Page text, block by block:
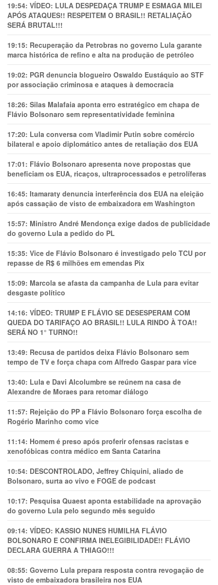
19:54: VÍDEO: LULA DESPEDAÇA TRUMP E ESMAGA MILEI
APÓS ATAQUES!! RESPEITEM O BRASIL!! RETALIAÇÃO
SERÁ BRUTAL!!!
19:15: Recuperação da Petrobras no governo Lula garante
marca histórica de refino e alta na produção de petróleo
19:02: PGR denuncia blogueiro Oswaldo Eustáquio ao STF
por associação criminosa e ataques à democracia
18:26: Silas Malafaia aponta erro estratégico em chapa de
Flávio Bolsonaro sem representatividade feminina
17:20: Lula conversa com Vladimir Putin sobre comércio
bilateral e apoio diplomático antes de retaliação dos EUA
17:01: Flávio Bolsonaro apresenta nove propostas que
beneficiam os EUA, ricaços, ultraprocessados e petrolíferas
16:45: Itamaraty denuncia interferência dos EUA na eleição
após cassação de visto de embaixadora em Washington
15:57: Ministro André Mendonça exige dados de publicidade
do governo Lula a pedido do PL
15:35: Vice de Flávio Bolsonaro é investigado pelo TCU por
repasse de R$ 6 milhões em emendas Pix
15:09: Marcola se afasta da campanha de Lula para evitar
desgaste político
14:16: VÍDEO: TRUMP E FLÁVIO SE DESESPERAM COM
QUEDA DO TARIFAÇO AO BRASIL!! LULA RINDO À TOA!!
SERÁ NO 1° TURNO!!
13:49: Recusa de partidos deixa Flávio Bolsonaro sem
tempo de TV e força chapa com Alfredo Gaspar para vice
13:40: Lula e Davi Alcolumbre se reúnem na casa de
Alexandre de Moraes para retomar diálogo
11:57: Rejeição do PP a Flávio Bolsonaro força escolha de
Rogério Marinho como vice
11:14: Homem é preso após proferir ofensas racistas e
xenofóbicas contra médico em Santa Catarina
10:54: DESCONTROLADO, Jeffrey Chiquini, aliado de
Bolsonaro, surta ao vivo e FOGE de podcast
10:17: Pesquisa Quaest aponta estabilidade na aprovação
do governo Lula pelo segundo mês seguido
09:14: VÍDEO: KASSIO NUNES HUMlLHA FLÁVIO
BOLSONARO E CONFIRMA INELEGIBILIDADE!! FLÁVIO
DECLARA GUERRA A THIAGO!!!
08:55: Governo Lula prepara resposta contra revogação de
visto de embaixadora brasileira nos EUA